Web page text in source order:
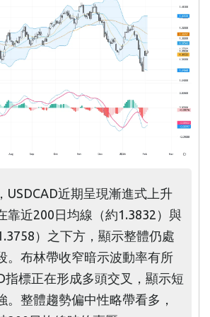
USDCAD近期呈現漸進式上升
靠近200日均線（約1.3832）與
）之下方，顯示整體仍處
。布林帶收窄暗示波動率有所
指標正在形成多頭交叉，顯示短
。整體趨勢偏中性略帶看多，